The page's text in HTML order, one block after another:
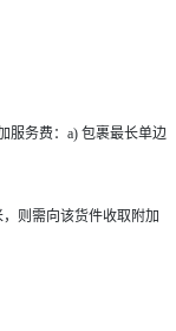
服务费：a) 包裹最长单边
则需向该货件收取附加